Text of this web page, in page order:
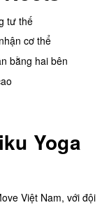
tư thế
cơ thể
bằng hai bên
Yoga
Việt Nam, với đội